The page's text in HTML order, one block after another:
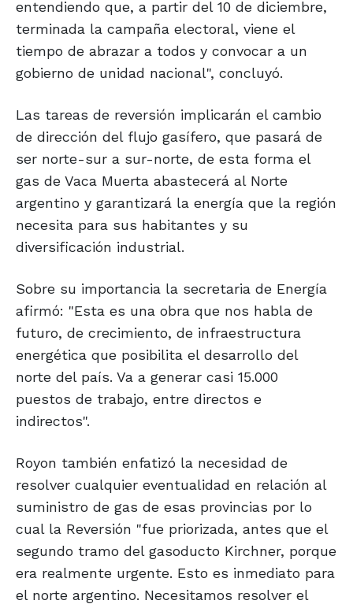
entendiendo que, a partir del 10 de diciembre,
terminada la campaña electoral, viene el
tiempo de abrazar a todos y convocar a un
gobierno de unidad nacional", concluyó.
Las tareas de reversión implicarán el cambio
de dirección del flujo gasífero, que pasará de
ser norte-sur a sur-norte, de esta forma el
gas de Vaca Muerta abastecerá al Norte
argentino y garantizará la energía que la región
necesita para sus habitantes y su
diversificación industrial.
Sobre su importancia la secretaria de Energía
afirmó: "Esta es una obra que nos habla de
futuro, de crecimiento, de infraestructura
energética que posibilita el desarrollo del
norte del país. Va a generar casi 15.000
puestos de trabajo, entre directos e
indirectos".
Royon también enfatizó la necesidad de
resolver cualquier eventualidad en relación al
suministro de gas de esas provincias por lo
cual la Reversión "fue priorizada, antes que el
segundo tramo del gasoducto Kirchner, porque
era realmente urgente. Esto es inmediato para
el norte argentino. Necesitamos resolver el